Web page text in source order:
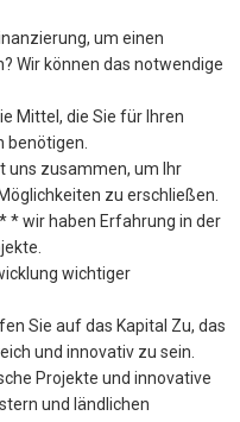
um einen
Wir können das notwendige
Mittel, die Sie für Ihren
benötigen.
uns zusammen, um Ihr
zu erschließen.
* wir haben Erfahrung in der
wichtiger
Sie auf das Kapital Zu, das
und innovativ zu sein.
Projekte und innovative
und ländlichen